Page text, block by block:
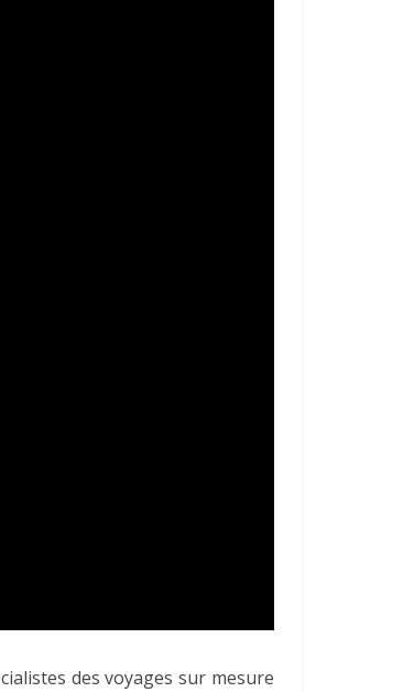
des voyages sur mesure